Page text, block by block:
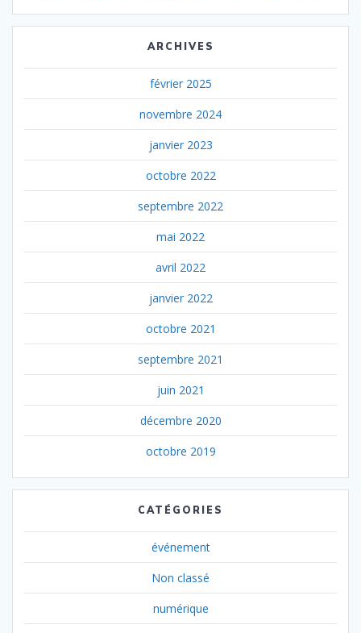
ARCHIVES
février 2025
novembre 2024
janvier 2023
octobre 2022
septembre 2022
mai 2022
avril 2022
janvier 2022
octobre 2021
septembre 2021
juin 2021
décembre 2020
octobre 2019
CATÉGORIES
événement
Non classé
numérique